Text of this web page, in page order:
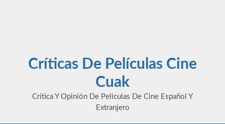
Críticas De Películas Cine
Cuak
Crítica Y Opinión De Películas De Cine Español Y
Extranjero